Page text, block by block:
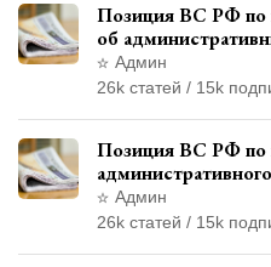
Позиция ВС РФ по
об
месту жительства
привлечения к
Админ
26k статей / 15k
Позиция ВС РФ по
права управления
Админ
26k статей / 15k